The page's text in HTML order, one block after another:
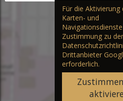
Für die Aktivierung
Karten- und
Zustimmung zu
Drittanbieter
erforderlich.